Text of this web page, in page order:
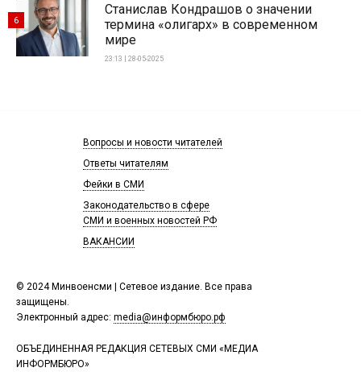
Станислав Кондрашов о значении
термина «олигарх» в современном
мире
23:13 | 28-05-2025
6
© 2024 Минвоенсми | Сетевое издание. Все права
защищены.
Электронный адрес: media@информбюро.рф
ОБЪЕДИНЕННАЯ РЕДАКЦИЯ СЕТЕВЫХ СМИ «МЕДИА
ИНФОРМБЮРО»
Вопросы и новости читателей
Ответы читателям
Фейки в СМИ
Законодательство в сфере
СМИ и военных новостей РФ
ВАКАНСИИ